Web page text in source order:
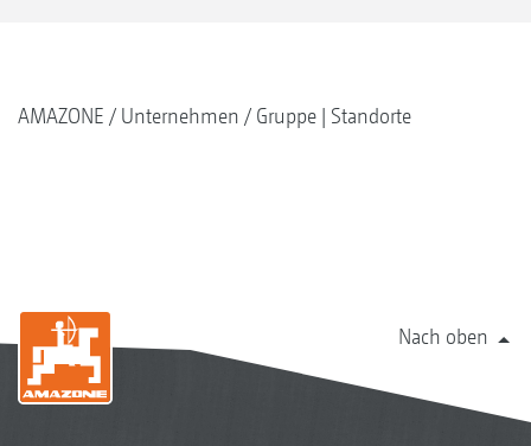
AMAZONE Unternehmen Gruppe | Standorte
Nach oben